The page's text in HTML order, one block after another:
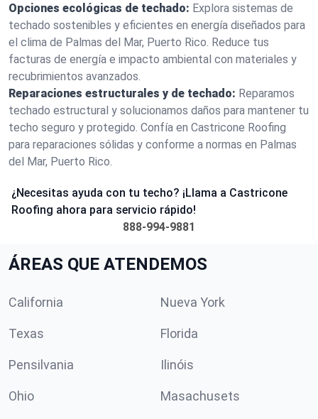
Opciones ecológicas de techado: Explora sistemas de
techado sostenibles y eficientes en energía diseñados para
el clima de Palmas del Mar, Puerto Rico. Reduce tus
facturas de energía e impacto ambiental con materiales y
recubrimientos avanzados.
Reparaciones estructurales y de techado: Reparamos
techado estructural y solucionamos daños para mantener tu
techo seguro y protegido. Confía en Castricone Roofing
para reparaciones sólidas y conforme a normas en Palmas
del Mar, Puerto Rico.
¿Necesitas ayuda con tu techo? ¡Llama a Castricone
Roofing ahora para servicio rápido!
888-994-9881
ÁREAS QUE ATENDEMOS
California Nueva York
Texas Florida
Pensilvania Ilinóis
Ohio Masachusets